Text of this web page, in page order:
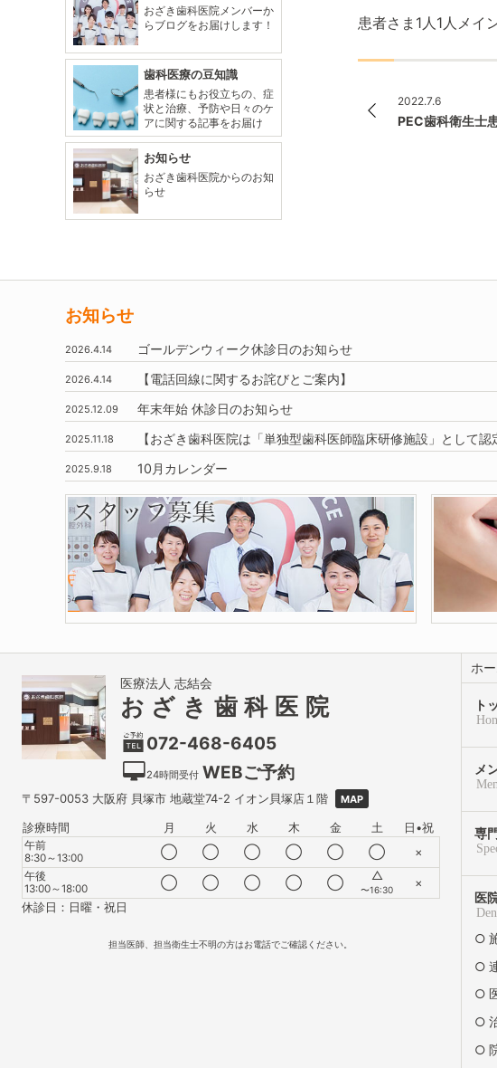
おざき歯科医院メンバーか
らブログをお届けします！
歯科医療の豆知識
患者様にもお役立ちの、症
状と治療、予防や日々のケ
アに関する記事をお届け
お知らせ
おざき歯科医院からのお知
らせ
患者さま1人1人メイ
2022.7.6
PEC歯科衛生士
お知らせ
2026.4.14 ゴールデンウィーク休診日のお知らせ
2026.4.14 【電話回線に関するお詫びとご案内】
2025.12.09 年末年始 休診日のお知らせ
2025.11.18 【おざき歯科医院は 「単独型歯科医師臨床研修施設」 として認
2025.9.18 10月 カレンダー
医療法人 志結会
おざき歯科医院
072-468-6405
24時間受付 WEBご予約
〒597-0053 大阪府 貝塚市 地蔵堂74-2 イオン貝塚店１階 MAP
診療時間 月 火 水 木 金 土 日•祝
午前
8:30～13:00
◯ ◯ ◯ ◯ ◯ ◯ ×
午後
13:00～18:00
◯ ◯ ◯ ◯ ◯ △
〜16:30
×
休診日：日曜・祝日
担当医師、担当衛生士不明の方はお電話でご確認ください。
ホ
ト
メ
専
医